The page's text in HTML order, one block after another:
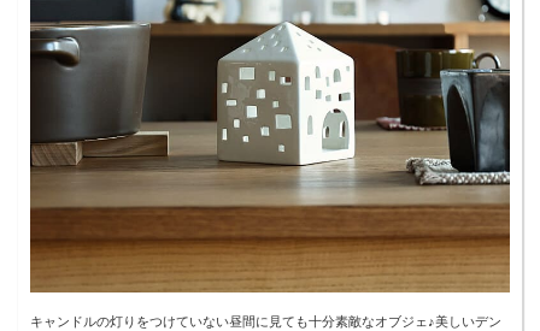
キャンドルの灯りをつけていない昼間に見ても十分素敵なオブジェ♪美しいデン